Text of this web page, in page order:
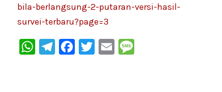
bila-berlangsung-2-putaran-versi-hasil-
survei-terbaru?page=3
W Te F
T
E